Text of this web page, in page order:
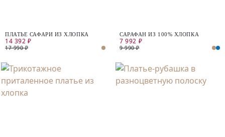
ПЛАТЬЕ САФАРИ ИЗ ХЛОПКА
14 392 ₽
17 990 ₽
САРАФАН ИЗ 100% ХЛОПКА
7 992 ₽
9 990 ₽